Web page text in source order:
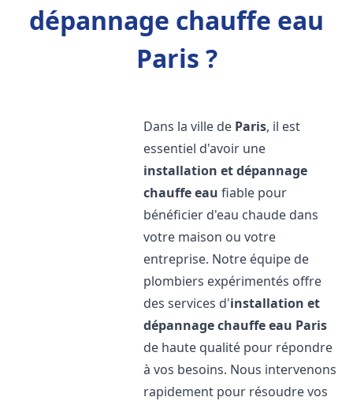
dépannage chauffe eau
Paris ?
Dans la ville de Paris, il est
essentiel d'avoir une
installation et dépannage
chauffe eau fiable pour
bénéficier d'eau chaude dans
votre maison ou votre
entreprise. Notre équipe de
plombiers expérimentés offre
des services d'installation et
dépannage chauffe eau Paris
de haute qualité pour répondre
à vos besoins. Nous intervenons
rapidement pour résoudre vos